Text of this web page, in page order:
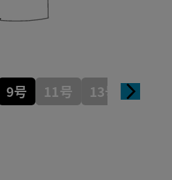
9号 11号 13号